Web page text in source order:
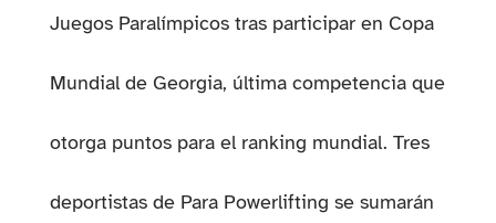
Juegos Paralímpicos tras participar en Copa
Mundial de Georgia, última competencia que
otorga puntos para el ranking mundial. Tres
deportistas de Para Powerlifting se sumarán